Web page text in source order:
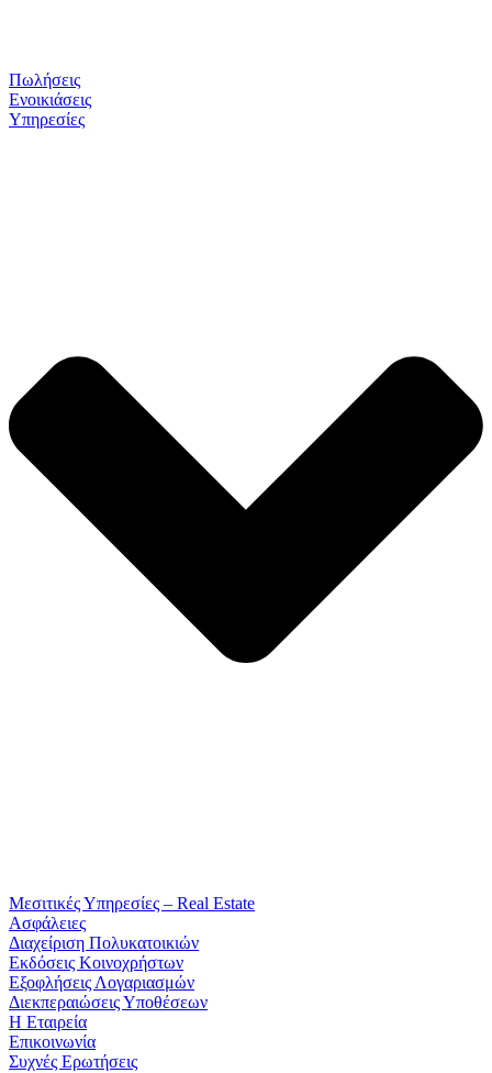
Πωλήσεις
Ενοικιάσεις
Υπηρεσίες
Μεσιτικές Υπηρεσίες – Real Estate
Ασφάλειες
Διαχείριση Πολυκατοικιών
Εκδόσεις Κοινοχρήστων
Εξοφλήσεις Λογαριασμών
Διεκπεραιώσεις Υποθέσεων
Η Εταιρεία
Επικοινωνία
Συχνές Ερωτήσεις